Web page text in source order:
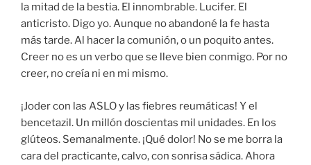
la mitad de la bestia. El innombrable. Lucifer. El
anticristo. Digo yo. Aunque no abandoné la fe hasta
más tarde. Al hacer la comunión, o un poquito antes.
Creer no es un verbo que se lleve bien conmigo. Por no
creer, no creía ni en mi mismo.
¡Joder con las ASLO y las fiebres reumáticas! Y el
bencetazil. Un millón doscientas mil unidades. En los
glúteos. Semanalmente. ¡Qué dolor! No se me borra la
cara del practicante, calvo, con sonrisa sádica. Ahora